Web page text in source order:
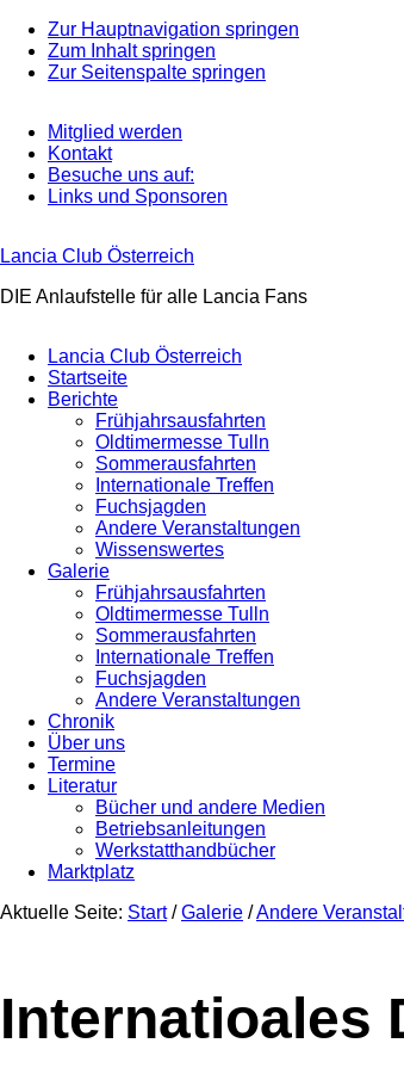
Zur Hauptnavigation springen
Zum Inhalt springen
Zur Seitenspalte springen
Mitglied werden
Kontakt
Besuche uns auf:
Links und Sponsoren
Lancia Club Österreich
DIE Anlaufstelle für alle Lancia Fans
Lancia Club Österreich
Startseite
Berichte
Frühjahrsausfahrten
Oldtimermesse Tulln
Sommerausfahrten
Internationale Treffen
Fuchsjagden
Andere Veranstaltungen
Wissenswertes
Galerie
Frühjahrsausfahrten
Oldtimermesse Tulln
Sommerausfahrten
Internationale Treffen
Fuchsjagden
Andere Veranstaltungen
Chronik
Über uns
Termine
Literatur
Bücher und andere Medien
Betriebsanleitungen
Werkstatthandbücher
Marktplatz
Aktuelle Seite: Start / Galerie /Andere
Internatioales